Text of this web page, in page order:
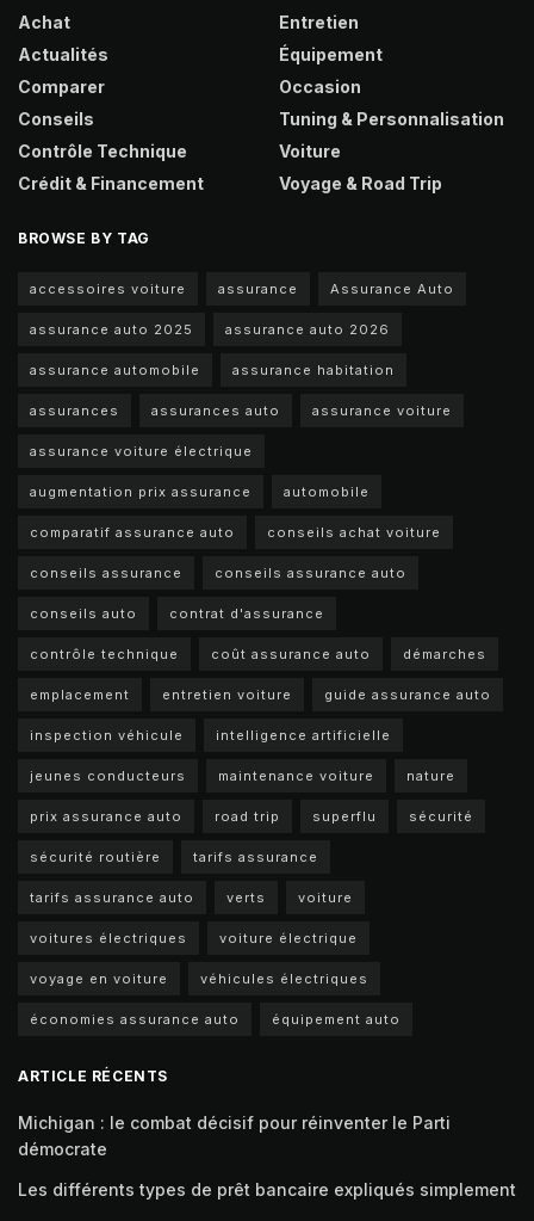
Achat
Actualités
Comparer
Conseils
Contrôle Technique
Crédit & Financement
Entretien
Équipement
Occasion
Tuning & Personnalisation
Voiture
Voyage & Road Trip
BROWSE BY TAG
accessoires voiture assurance Assurance Auto
assurance auto 2025 assurance auto 2026
assurance automobile assurance habitation
assurances assurances auto assurance voiture
assurance voiture électrique
augmentation prix assurance automobile
comparatif assurance auto conseils achat voiture
conseils assurance conseils assurance auto
conseils auto contrat d'assurance
contrôle technique coût assurance auto démarches
emplacement entretien voiture guide assurance auto
inspection véhicule intelligence artificielle
jeunes conducteurs maintenance voiture nature
prix assurance auto road trip superflu sécurité
sécurité routière tarifs assurance
tarifs assurance auto verts voiture
voitures électriques voiture électrique
voyage en voiture véhicules électriques
économies assurance auto équipement auto
ARTICLE RÉCENTS
Michigan : le combat décisif pour réinventer le Parti
démocrate
Les différents types de prêt bancaire expliqués simplement